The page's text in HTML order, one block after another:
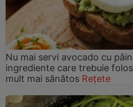
Nu mai servi avocado cu
ingrediente care trebuie
mult mai sănătos Rețete